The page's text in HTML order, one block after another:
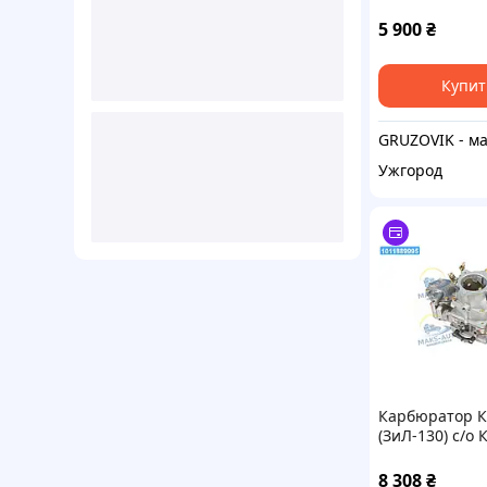
5 900₴
Ужгород
Карбюратор
(ЗиЛ-130) с/о
8 308₴